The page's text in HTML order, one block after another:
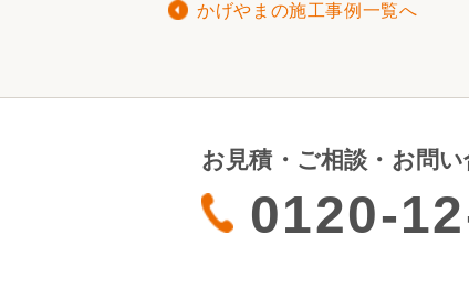
かげやまの施工事例一覧へ
お見積・ご相談・お問
0120-